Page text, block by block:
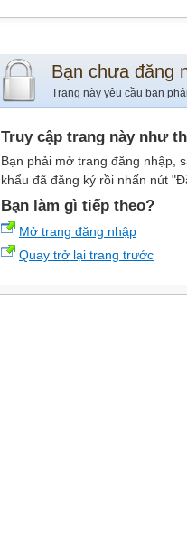
Bạn chưa đăng
Trang này yêu cầu bạn
Truy cập trang này như
Bạn phải mở trang đăng nhập,
khẩu đã đăng ký rồi nhấn nút
Bạn làm gì tiếp theo?
Mở trang đăng nhập
Quay trở lại trang trước